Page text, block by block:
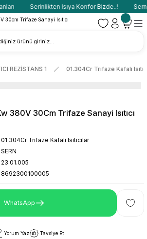
Serinlikten Isıya Konfor Bizde..! Sern
REZİSTANS 1 01.304Cr Trifaze Kafalı
380V 30Cm Trifaze Sanayi Isıtıcı
01.304Cr Trifaze Kafalı Isıtıcılar
SERN
23.01.005
8692300100005
WhatsApp
Yorum Yaz Tavsiye Et